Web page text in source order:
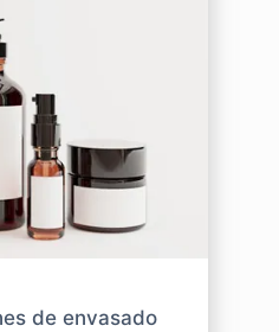
de envasado